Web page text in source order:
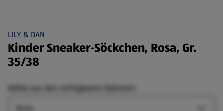
LILY & DAN
Kinder Sneaker-Söckchen, Rosa, Gr.
35/38
Wähle aus den verfügbaren Optionen: